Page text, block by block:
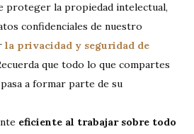
proteger la propiedad intelectual,
confidenciales de nuestro
la privacidad y seguridad de
que todo lo que compartes
a formar parte de su
eficiente al trabajar sobre todo